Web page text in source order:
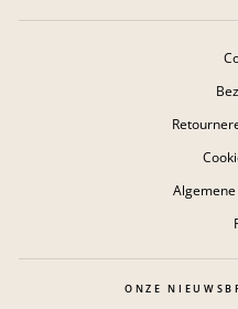
ONZE